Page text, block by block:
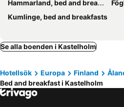
Hammarland, bed and breakfasts
Kumlinge, bed and breakfasts
Se alla boenden i Kastelholm
Hotellsök Europa Finland
Bed and breakfast i Kastelholm